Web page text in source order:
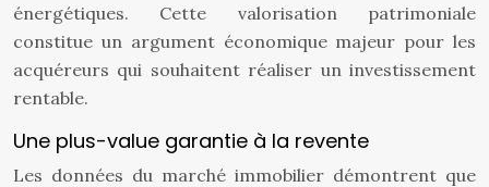
énergétiques. Cette valorisation patrimoniale
constitue un argument économique majeur pour les
acquéreurs qui souhaitent réaliser un investissement
rentable.
Une plus-value garantie à la revente
Les données du marché immobilier démontrent que